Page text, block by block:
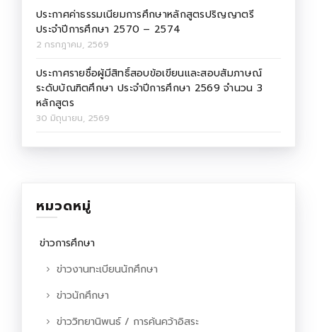
ประกาศค่าธรรมเนียมการศึกษาหลักสูตรปริญญาตรี
ประจำปีการศึกษา 2570 – 2574
2 กรกฎาคม, 2569
ประกาศรายชื่อผู้มีสิทธิ์สอบข้อเขียนและสอบสัมภาษณ์
ระดับบัณฑิตศึกษา ประจำปีการศึกษา 2569 จำนวน 3
หลักสูตร
30 มิถุนายน, 2569
หมวดหมู่
ข่าวการศึกษา
ข่าวงานทะเบียนนักศึกษา
ข่าวนักศึกษา
ข่าววิทยานิพนธ์ / การค้นคว้าอิสระ